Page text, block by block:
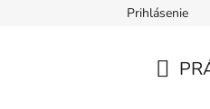
Prihlásenie